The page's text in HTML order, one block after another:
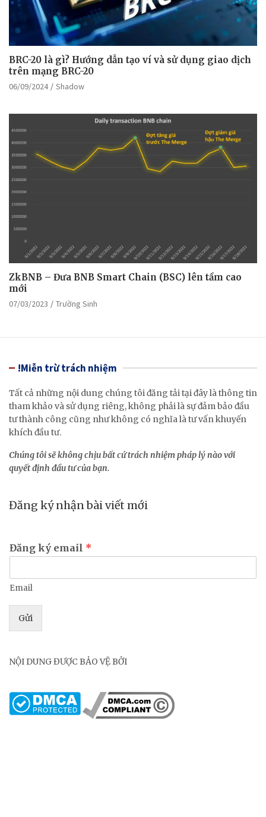
BRC-20 là gì? Hướng dẫn tạo ví và sử dụng giao dịch
trên mạng BRC-20
06/09/2024 Shadow
ZkBNB – Đưa BNB Smart Chain (BSC) lên tầm cao
mới
07/03/2023 Trường Sinh
!Miễn trừ trách nhiệm
Tất cả những nội dung chúng tôi đăng tải tại đây là thông tin
tham khảo và sử dụng riêng, không phải là sự đảm bảo đầu
tư thành công cũng như không có nghĩa là tư vấn khuyến
khích đầu tư.
Chúng tôi sẽ không chịu bất cứ trách nhiệm pháp lý nào với
quyết định đầu tư của bạn.
Đăng ký nhận bài viết mới
Đăng ký email *
Email
Gửi
NỘI DUNG ĐƯỢC BẢO VỆ BỞI